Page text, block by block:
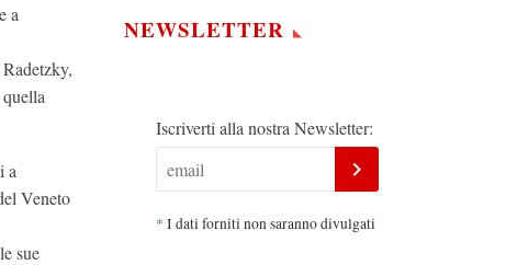
a
a
Veneto
le sue
NEWSLETTER
Iscriverti alla nostra Newsletter:
* I dati forniti non saranno divulgati